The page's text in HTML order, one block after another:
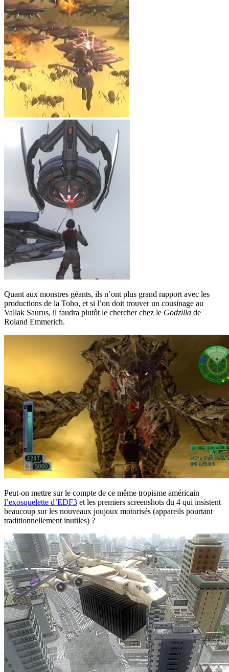
Quant aux monstres géants, ils n’ont plus grand rapport avec les
productions de la Toho, et si l’on doit trouver un cousinage au
Vallak Saurus, il faudra plutôt le chercher chez le Godzilla de
Roland Emmerich.
Peut-on mettre sur le compte de ce même tropisme américain
l’exosquelette d’EDF3 et les premiers screenshots du 4 qui insistent
beaucoup sur les nouveaux joujoux motorisés (appareils pourtant
traditionnellement inutiles) ?